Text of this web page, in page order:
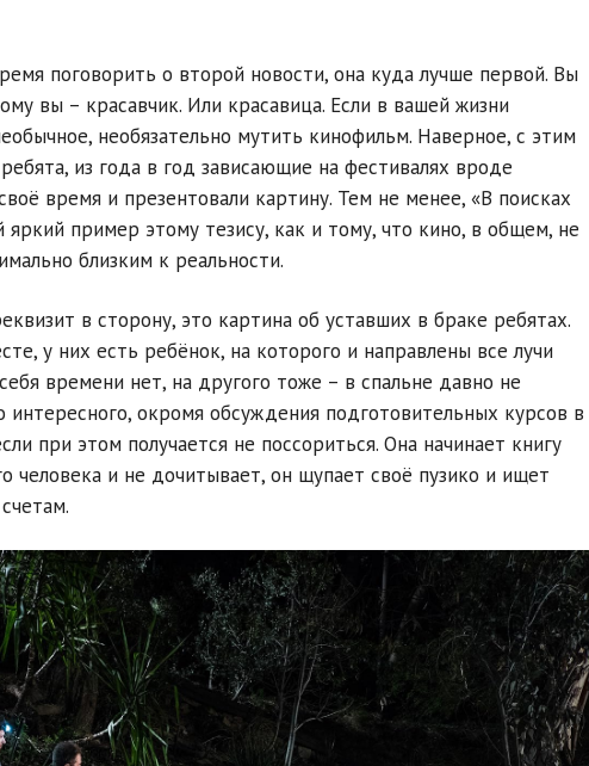
поговорить о второй новости, она куда лучше первой. Вы
вы – красавчик. Или красавица. Если в вашей жизни
необязательно мутить кинофильм. Наверное, с этим
из года в год зависающие на фестивалях вроде
время и презентовали картину. Тем не менее, «В поисках
яркий пример этому тезису, как и тому, что кино, в общем, не
близким к реальности.
в сторону, это картина об уставших в браке ребятах.
у них есть ребёнок, на которого и направлены все лучи
времени нет, на другого тоже – в спальне давно не
интересного, окромя обсуждения подготовительных курсов в
при этом получается не поссориться. Она начинает книгу
человека и не дочитывает, он щупает своё пузико и ищет